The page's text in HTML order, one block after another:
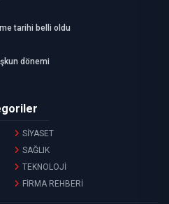
tarihi belli oldu
dönemi
SİYASET
SAĞLIK
TEKNOLOJİ
FİRMA REHBERİ